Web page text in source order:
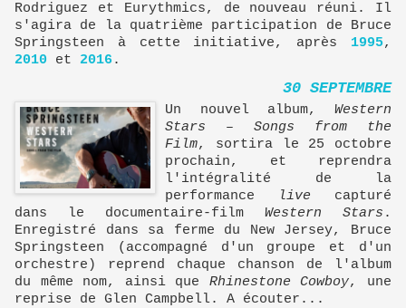
Rodriguez et Eurythmics, de nouveau réuni. Il
s'agira de la quatrième participation de Bruce
Springsteen à cette initiative, après 1995,
2010 et 2016 .
30 SEPTEMBRE
Un nouvel album, Western
Stars – Songs from the
Film, sortira le 25 octobre
prochain, et reprendra
l'intégralité de la
performance
live capturé
dans le documentaire-film Western Stars .
Enregistré dans sa ferme du New Jersey, Bruce
Springsteen (accompagné d'un groupe et d'un
orchestre) reprend chaque chanson de l'album
du même nom, ainsi que Rhinestone Cowboy, une
reprise de Glen Campbell. A écouter...